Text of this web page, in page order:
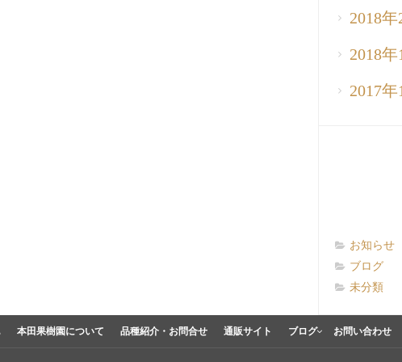
2018年
2018年
2017年
お知らせ
ブログ
未分類
本田果樹園について 品種紹介・お問合せ 通販サイト ブログ お問い合わせ